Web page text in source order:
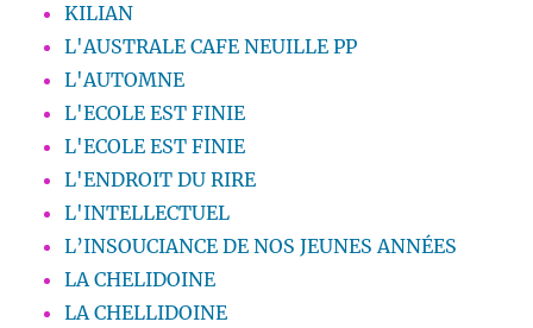
KILIAN
L'AUSTRALE CAFE NEUILLE PP
L'AUTOMNE
L'ECOLE EST FINIE
L'ECOLE EST FINIE
L'ENDROIT DU RIRE
L'INTELLECTUEL
L’INSOUCIANCE DE NOS JEUNES ANNÉES
LA CHELIDOINE
LA CHELLIDOINE